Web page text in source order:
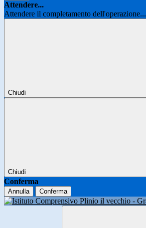
Attendere...
Attendere il completamento dell'operazione...
Chiudi
Chiudi
Conferma
Annulla Conferma